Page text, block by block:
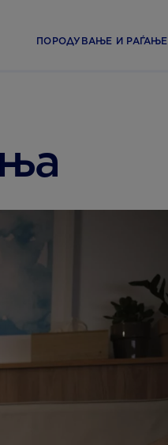
ПОРОДУВАЊЕ И РАЃАЊЕ